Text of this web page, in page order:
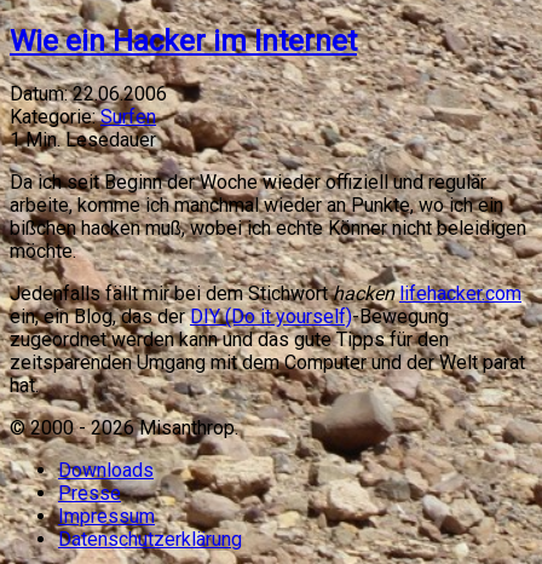
Wie ein Hacker im Internet
Datum: 22.06.2006
Kategorie: Surfen
1Min. Lesedauer
Da ich seit Beginn der Woche wieder offiziell und regulär
arbeite, komme ich manchmal wieder an Punkte, wo ich ein
bißchen hacken muß, wobei ich echte Könner nicht beleidigen
möchte.
Jedenfalls fällt mir bei dem Stichworthacken lifehacker.com
ein, ein Blog, das derDIY (Do it yourself)-Bewegung
zugeordnet werden kann und das gute Tipps für den
zeitsparenden Umgang mit dem Computer und der Welt parat
hat.
© 2000 -2026Misanthrop.
Downloads
Presse
Impressum
Datenschutzerklärung